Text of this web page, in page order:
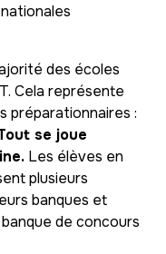
des écoles
Cela représente
préparationnaires :
se joue
Les élèves en
plusieurs
banques et
de concours